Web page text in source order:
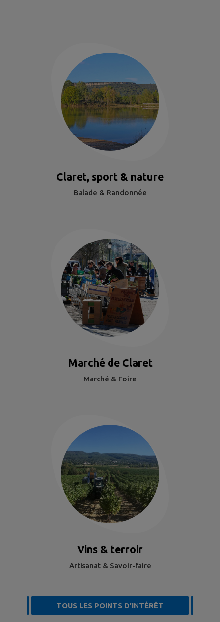
Claret, sport & nature
Balade & Randonnée
Marché de Claret
Marché & Foire
Vins & terroir
Artisanat & Savoir-faire
TOUS LES POINTS D’INTÉRÊT